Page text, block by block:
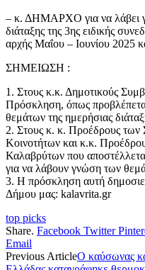
– κ. ΔΗΜΑΡΧΟ για να λάβει
διάταξης της 3ης ειδικής
αρχής Μαΐου – Ιουνίου 2025
ΣΗΜΕΙΩΣΗ :
1. Στους κ.κ. Δημοτικούς
Πρόσκληση, όπως
θεμάτων της ημερήσιας
2. Στους κ. κ. Προέδρους
Κοινοτήτων και κ.κ.
Καλαβρύτων που
για να λάβουν γνώση των
3. Η πρόσκληση αυτή
Δήμου μας: kalavrita.gr
top picks
Share. Facebook Twitter
Email
Previous ArticleΟ καύσωνας